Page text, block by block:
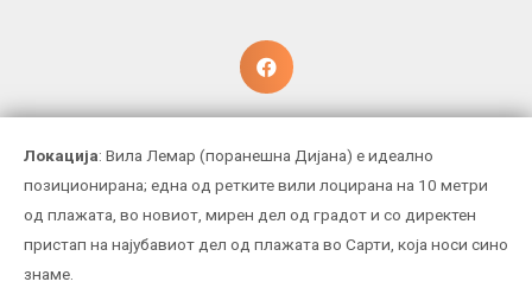
Локација: Вила Лемар (поранешна Дијана) е идеално
позиционирана; една од ретките вили лоцирана на 10 метри
од плажата, во новиот, мирен дел од градот и со директен
пристап на најубавиот дел од плажата во Сарти, која носи сино
знаме.